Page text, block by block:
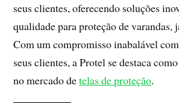
seus clientes, oferecendo soluções
qualidade para proteção de varandas,
Com um compromisso inabalável
seus clientes, a Protel se destaca
no mercado detelas de proteção.